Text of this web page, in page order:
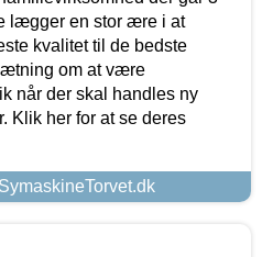
lægger en stor ære i at
kvalitet til de bedste
om at være
når der skal handles ny
Klik her for at se deres